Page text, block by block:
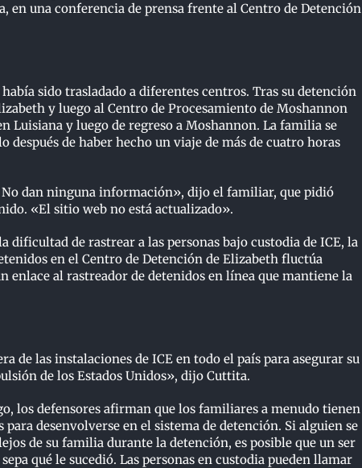
una conferencia de prensa frente al Centro de Detención
sido trasladado a diferentes centros. Tras su detención
y luego al Centro de Procesamiento de Moshannon
Luisiana y luego de regreso a Moshannon. La familia se
de haber hecho un viaje de más de cuatro horas
No dan ninguna información», dijo el familiar, que pidió
«El sitio web no está actualizado».
dificultad de rastrear a las personas bajo custodia de ICE, la
en el Centro de Detención de Elizabeth fluctúa
al rastreador de detenidos en línea que mantiene la
de las instalaciones de ICE en todo el país para asegurar su
de los Estados Unidos», dijo Cuttita.
los defensores afirman que los familiares a menudo tienen
para desenvolverse en el sistema de detención. Si alguien se
de su familia durante la detención, es posible que un ser
qué le sucedió. Las personas en custodia pueden llamar